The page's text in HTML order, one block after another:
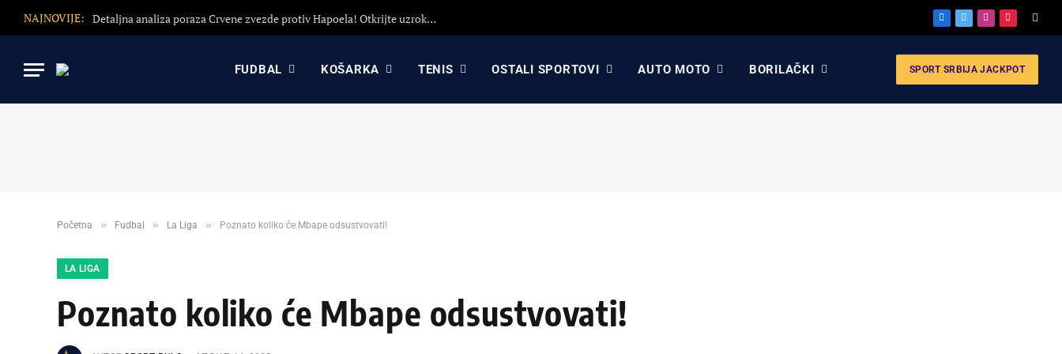
NAJNOVIJE: Detaljna analiza poraza Crvene zvezde protiv Hapoela! Otkrijte uzroke poraza, analizu odluka Dejana Stankovića i najavu revanša Facebook
X
Instagram
Pinterest
FUDBAL KOŠARKA TENIS OSTALI SPORTOVI AUTO MOTO BORILAČKI SPORT SRBIJA JACKPOT
Početna » Fudbal » La Liga » Poznato koliko će Mbape odsustvovati!
LA LIGA
Poznato koliko će Mbape odsustvovati!